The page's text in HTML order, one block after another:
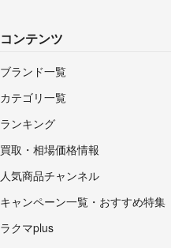
コンテンツ
ブランド一覧
カテゴリ一覧
ランキング
買取・相場価格情報
人気商品チャンネル
キャンペーン一覧・おすすめ特集
ラクマplus